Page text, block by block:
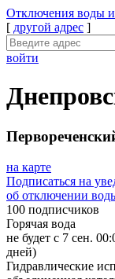
Отключения воды и
[ другой адрес ]
войти
на карте
Подписаться на
об отключении
100 подписчиков
Горячая вода
не будет с 7 сен.
дней)
Гидравлические